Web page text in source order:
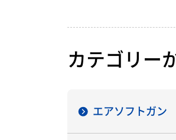
カテゴリー
エアソフトガン